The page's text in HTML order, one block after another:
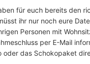
für euch bereits den
ihr nur noch eure
Personen mit
per E-Mail
oder das Schokopaket